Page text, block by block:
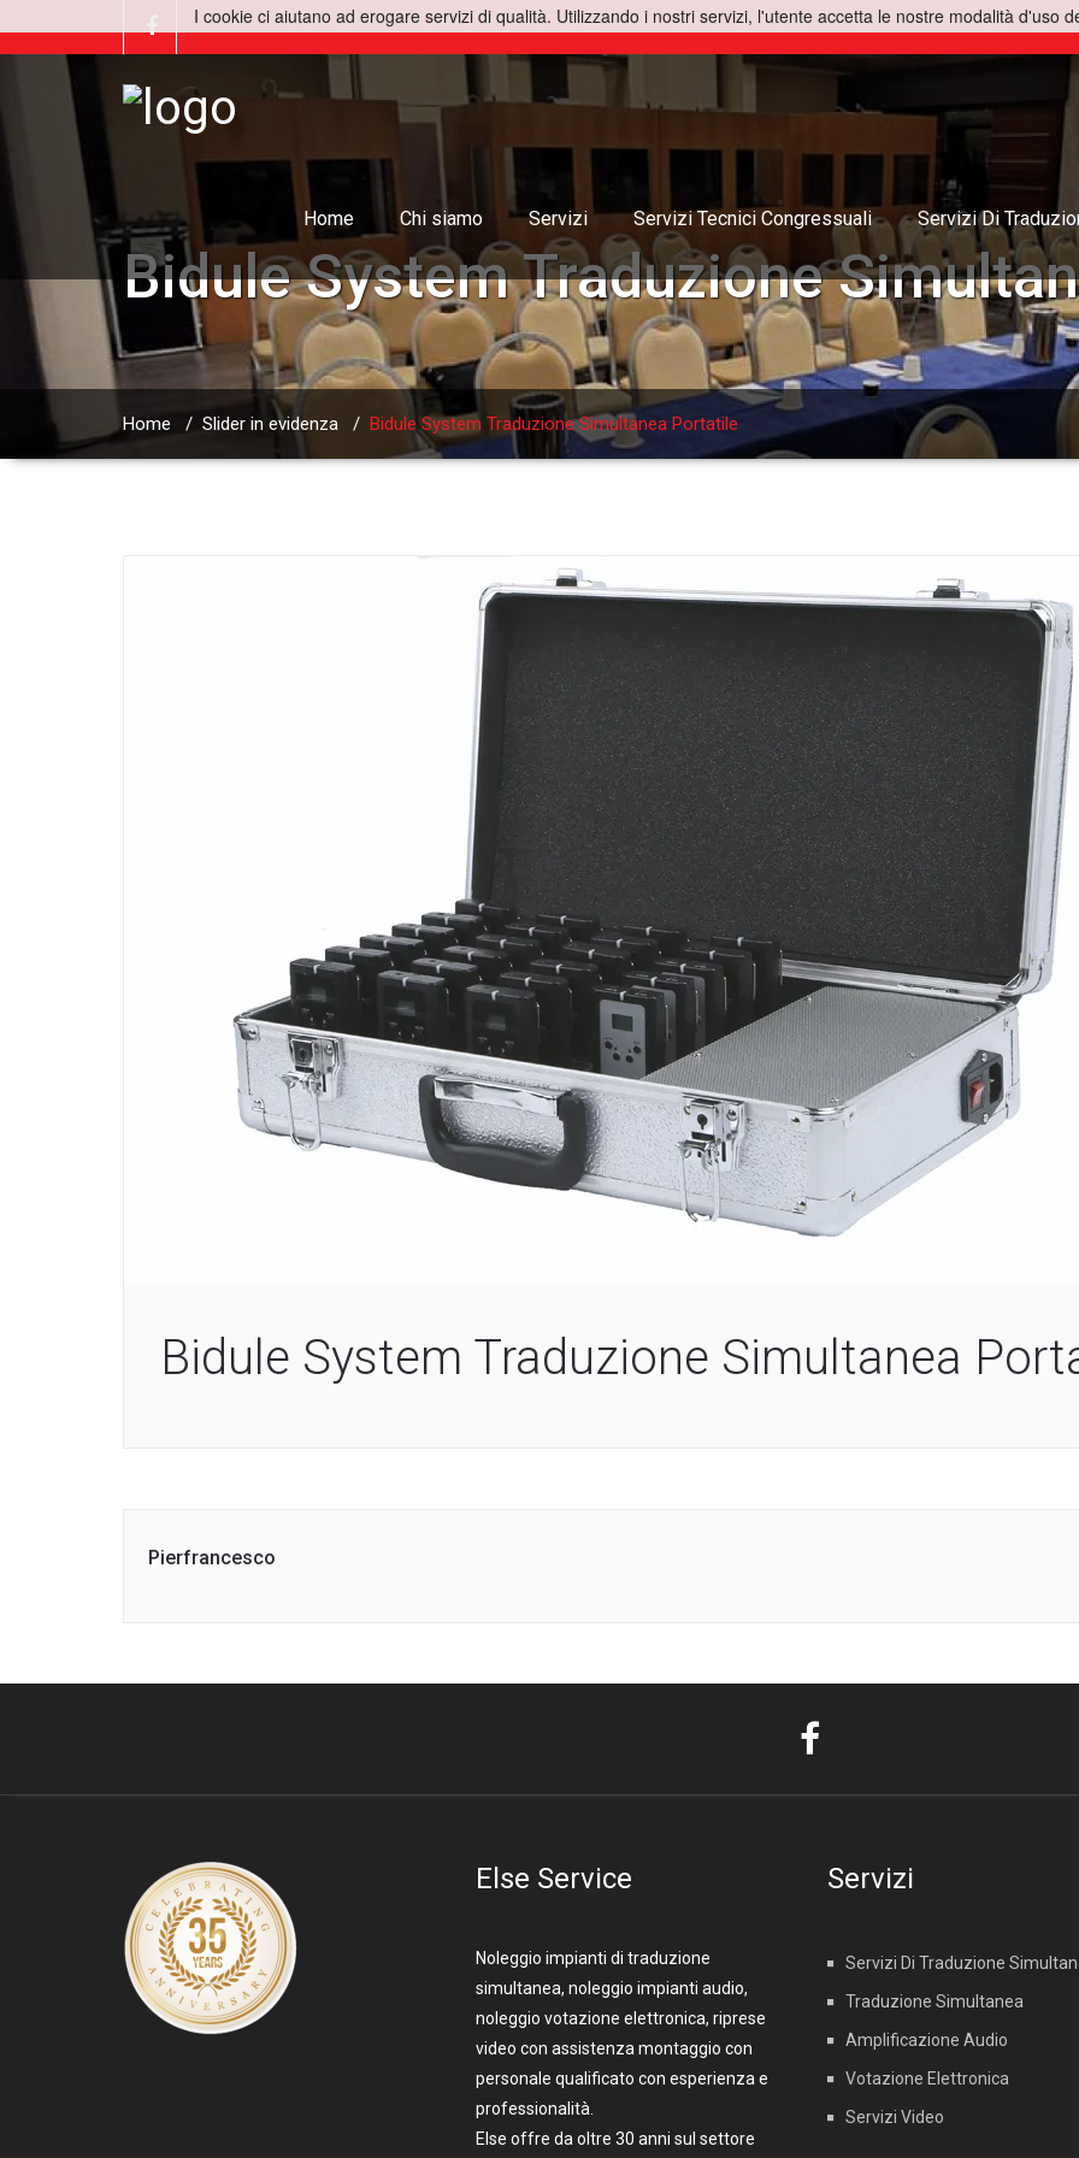
Home Chi siamo Servizi Servizi Tecnici Congressuali Servizi Di
Bidule System Traduzione
Home / Slider in evidenza / Bidule System Traduzione Simultanea Portatile
Bidule System Traduzione Simultanea
Pierfrancesco
Else Service
Noleggio impianti di traduzione
simultanea, noleggio impianti audio,
noleggio votazione elettronica, riprese
video con assistenza montaggio con
personale qualificato con esperienza e
professionalità.
Else offre da oltre 30 anni sul settore
Servizi
Servizi Di Traduzione
Traduzione Simultanea
Amplificazione Audio
Votazione Elettronica
Servizi Video
I cookie ci aiutano ad erogare servizi di qualità. Utilizzando i nostri servizi, l'utente accetta le nostre modalità d'uso